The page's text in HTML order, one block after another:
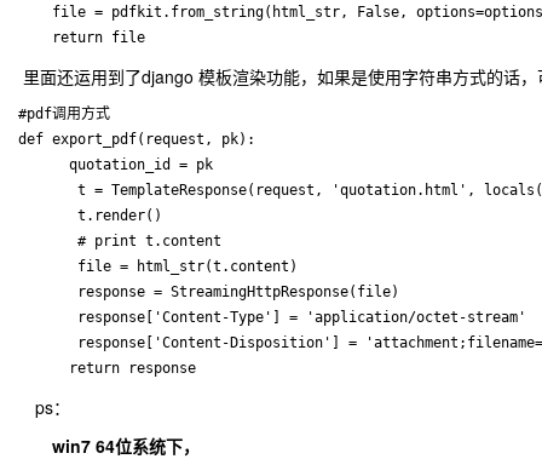
file = pdfkit.from_string(html_str, False,
里面还运用到了django 模板渲染功能，如果是使用字符串方式的话
#pdf调用方式
def export_pdf(request, pk):
      quotation_id = pk
t = TemplateResponse(request, 'quotation.html',
       t.render()
       # print t.content
       file = html_str(t.content)
       response = StreamingHttpResponse(file)
       response['Content-Type'] = 'application/octet-stream'
response['Content-Disposition'] =
      return response
ps：
win7 64位系统下，